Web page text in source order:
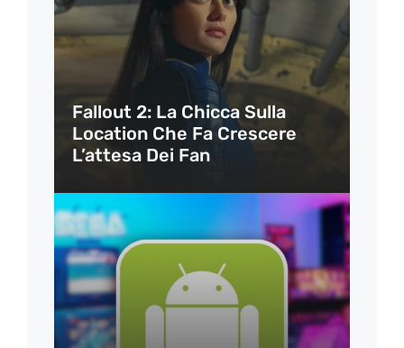
Fallout 2: La Chicca Sulla
Location Che Fa Crescere
L’attesa Dei Fan